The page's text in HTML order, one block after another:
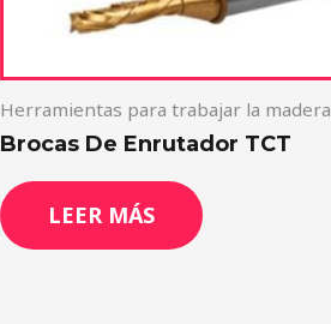
Herramientas para trabajar la madera
Brocas De Enrutador TCT
LEER MÁS